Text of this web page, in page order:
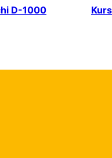
D-1000